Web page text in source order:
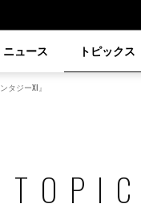
ニュース トピックス
タジーXI』